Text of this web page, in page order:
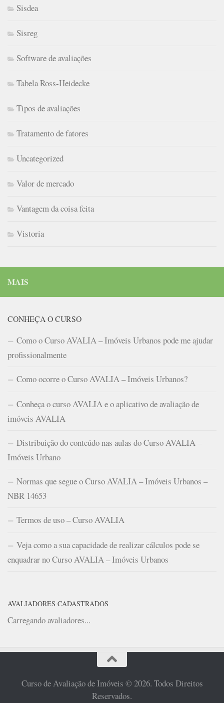
Sisdea
Sisreg
Software de avaliações
Tabela Ross-Heidecke
Tipos de avaliações
Tratamento de fatores
Uncategorized
Valor de mercado
Vantagem da coisa feita
Vistoria
MAIS
CONHEÇA O CURSO
Como o Curso AVALIA – Imóveis Urbanos pode me ajudar
profissionalmente
Como ocorre o Curso AVALIA – Imóveis Urbanos?
Conheça o curso AVALIA e o aplicativo de avaliação de
imóveis AVALIA
Distribuição do conteúdo nas aulas do Curso AVALIA –
Imóveis Urbano
Normas que segue o Curso AVALIA – Imóveis Urbanos –
NBR 14653
Termos de uso – Curso AVALIA
Veja como a sua capacidade de realizar cálculos pode se
enquadrar no Curso AVALIA – Imóveis Urbanos
AVALIADORES CADASTRADOS
Carregando avaliadores...
Curso de Avaliação de Imóveis © 2026. Todos Direitos
Reservados.